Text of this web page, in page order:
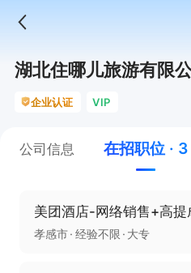
湖北住哪儿旅游有限
企业认证 VIP
公司信息 在招职位 · 3
美团酒店-网络销售+高提
孝感市 经验不限 大专